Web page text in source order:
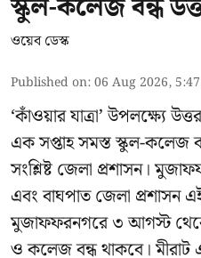
ওয়েব ডেস্ক
Published on:06 Aug 2026,
‘কাঁওয়ার যাত্রা’উপলক্ষ্যে
এক সপ্তাহ সমস্ত স্কুল-কলেজ
সংশ্লিষ্ট জেলা প্রশাসন।
এবং বাঘপাত জেলা প্রশাসন এই
মুজাফফরনগরে ৩ আগস্ট
ও কলেজ বন্ধ থাকবে। মীরাট